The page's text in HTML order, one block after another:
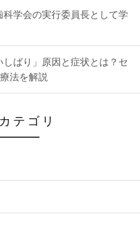
科学会の実行委員長として学
しばり」原因と症状とは？セ
法を解説
テゴリ